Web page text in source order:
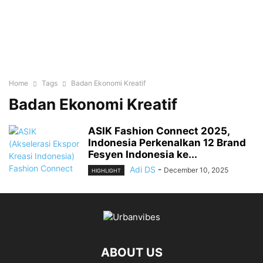
Home Tags Badan Ekonomi Kreatif
Badan Ekonomi Kreatif
ASIK Fashion Connect 2025,
Indonesia Perkenalkan 12 Brand
Fesyen Indonesia ke...
HIGHLIGHT Adi DS - December 10, 2025
ABOUT US